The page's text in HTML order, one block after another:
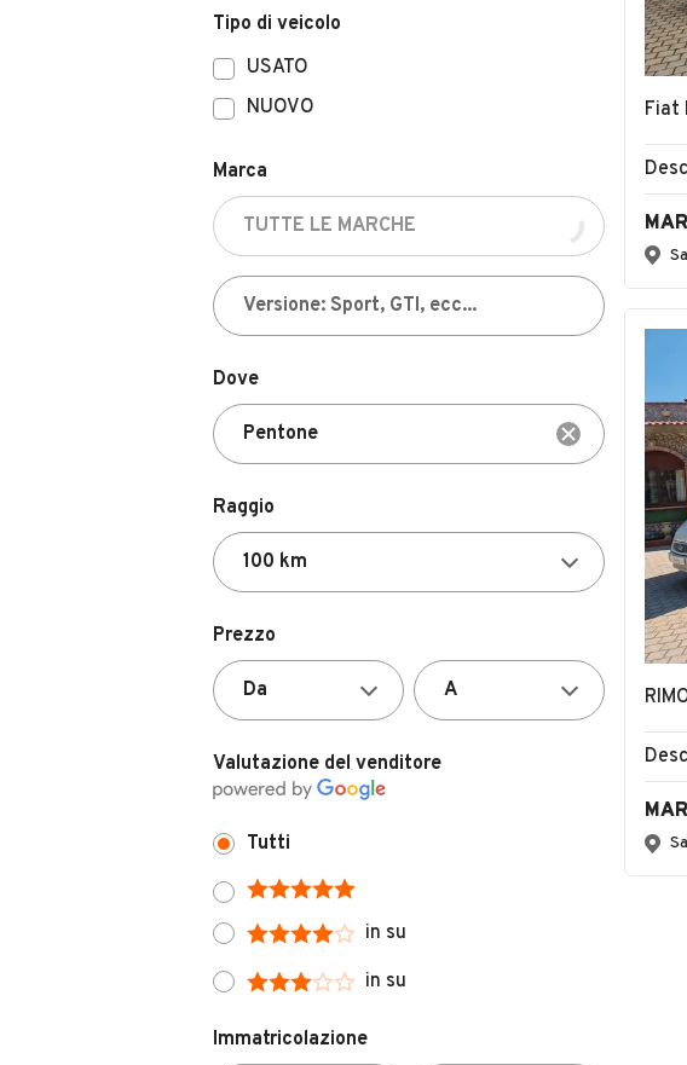
Tipo di veicolo
USATO
NUOVO
Marca
Dove
Raggio
Prezzo
Valutazione del venditore
Tutti
in su
in su
Immatricolazione
Fiat